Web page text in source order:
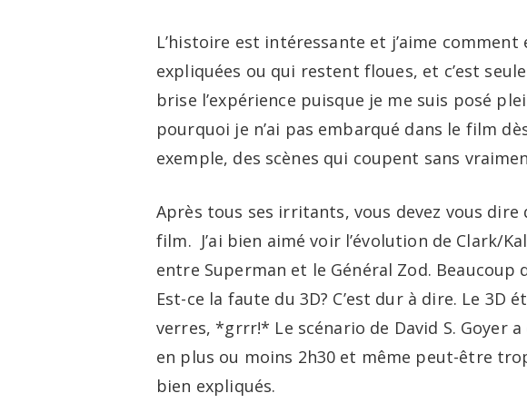
L’histoire est intéressante et j’aime
expliquées ou qui restent floues, et c’est
brise l’expérience puisque je me suis posé
pourquoi je n’ai pas embarqué dans le film
exemple, des scènes qui coupent sans
Après tous ses irritants, vous devez vous dire
film. J’ai bien aimé voir l’évolution de Clark/
entre Superman et le Général Zod.
Est-ce la faute du 3D? C’est dur à dire. Le
verres, *grrr!* Le scénario de David S. Goyer
en plus ou moins 2h30 et même peut-être
bien expliqués.